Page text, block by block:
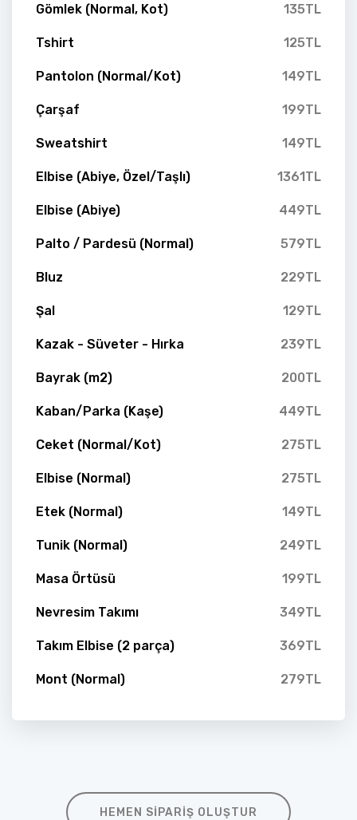
Gömlek (Normal, Kot) 135TL
Tshirt 125TL
Pantolon (Normal/Kot) 149TL
Çarşaf 199TL
Sweatshirt 149TL
Elbise (Abiye, Özel/Taşlı) 1361TL
Elbise (Abiye) 449TL
Palto / Pardesü (Normal) 579TL
Bluz 229TL
Şal 129TL
Kazak - Süveter - Hırka 239TL
Bayrak (m2) 200TL
Kaban/Parka (Kaşe) 449TL
Ceket (Normal/Kot) 275TL
Elbise (Normal) 275TL
Etek (Normal) 149TL
Tunik (Normal) 249TL
Masa Örtüsü 199TL
Nevresim Takımı 349TL
Takım Elbise (2 parça) 369TL
Mont (Normal) 279TL
HEMEN SIPARIŞ OLUŞTUR